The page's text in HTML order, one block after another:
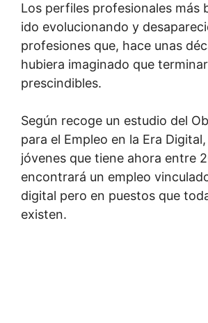
Los perfiles profesionales más
ido evolucionando y
profesiones que, hace unas
hubiera imaginado que
prescindibles.
Según recoge un estudio del
para el Empleo en la Era
jóvenes que tiene ahora entre
encontrará un empleo
digital pero en puestos que
existen.